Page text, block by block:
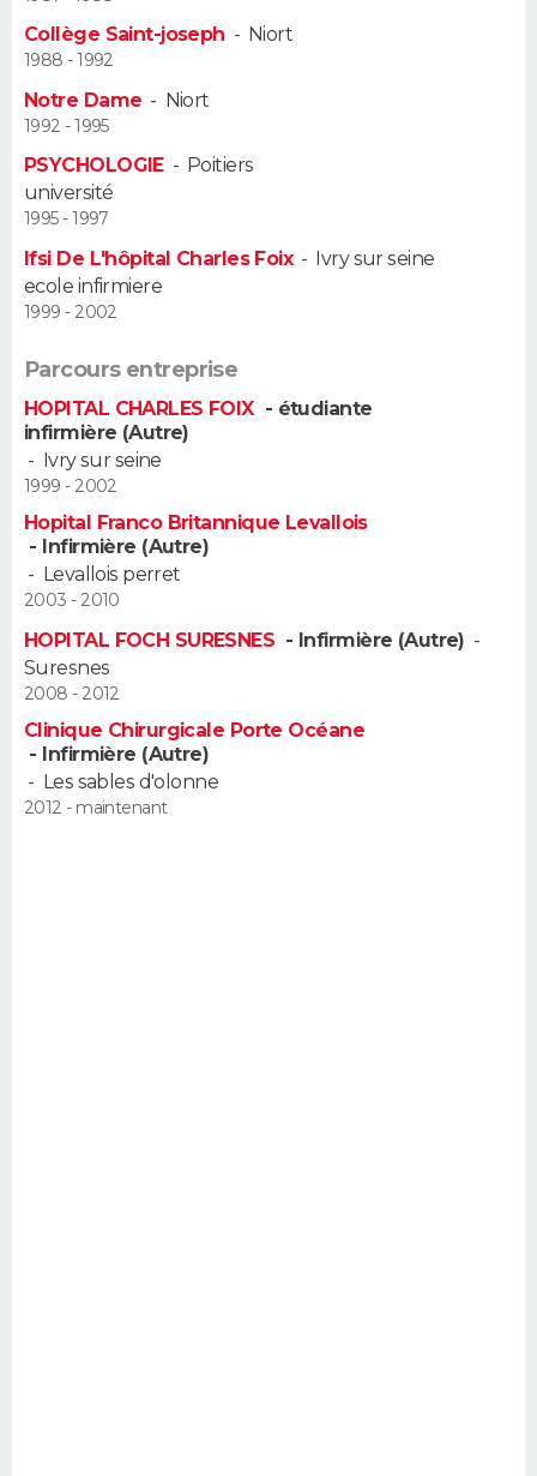
Alimentation
Guide de la santé
Maladies
Médicaments
Sommeil
VOYAGE
Destinations
City break
Voyage nature
Voyage de noces
Forum
Climat
+
PHOTO
GUIDES D'ACHAT
BONS PLANS
CARTE DE VOEUX
Dictionnaire
Biographies
Citations
Expressions
Proverbes
COPAINS D'AVANT
S'inscrire
Se connecter
Lycées
Collèges
Primaires
Universités
Entreprises
Service militaire
Avis de recherche
FORUM
Bricolage
Lifestyle
Culture
Sport
Auto
Television
Voyage
Cinema
Collège Saint-joseph - Niort
1988 - 1992
Notre Dame - Niort
1992 - 1995
PSYCHOLOGIE- Poitiers
université
1995 - 1997
Ifsi De L'hôpital Charles Foix- Ivry sur seine
ecole infirmiere
1999 - 2002
Parcours entreprise
HOPITAL CHARLES FOIX - étudiante
infirmière (Autre)
- Ivry sur seine
1999 - 2002
Hopital Franco Britannique Levallois
- Infirmière (Autre)
- Levallois perret
2003 - 2010
HOPITAL FOCH SURESNES - Infirmière (Autre) -
Suresnes
2008 - 2012
Clinique Chirurgicale Porte Océane
- Infirmière (Autre)
- Les sables d'olonne
2012 - maintenant